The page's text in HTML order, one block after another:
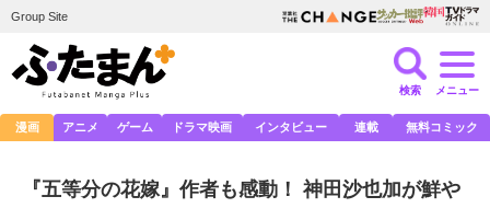
Group Site
検索 メニュー
漫画 アニメ ゲーム ドラマ映画 インタビュー 連載 無料コミック
『五等分の花嫁』作者も感動！ 神田沙也加が鮮や